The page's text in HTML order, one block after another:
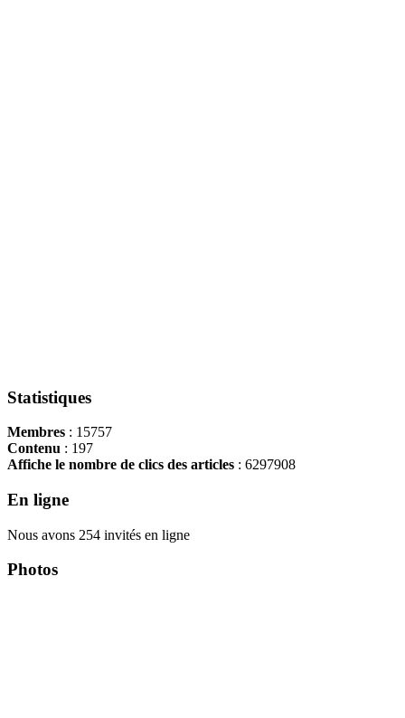
Statistiques
Membres : 15757
Contenu : 197
Affiche le nombre de clics des articles : 6297908
En ligne
Nous avons 254 invités en ligne
Photos